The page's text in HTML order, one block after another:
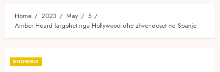
Home 2023 May
5
Amber Heard largohet nga Hollywood dhe zhvendoset në Spanjë
SHOWBIZ